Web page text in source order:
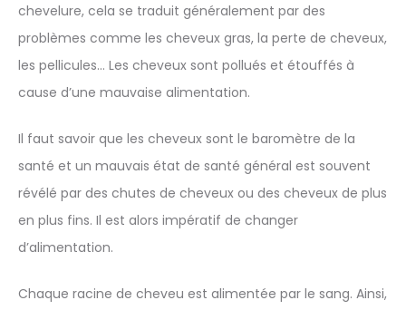
chevelure, cela se traduit généralement par des
problèmes comme les cheveux gras, la perte de cheveux,
les pellicules… Les cheveux sont pollués et étouffés à
cause d’une mauvaise alimentation.
Il faut savoir que les cheveux sont le baromètre de la
santé et un mauvais état de santé général est souvent
révélé par des chutes de cheveux ou des cheveux de plus
en plus fins. Il est alors impératif de changer
d’alimentation.
Chaque racine de cheveu est alimentée par le sang. Ainsi,